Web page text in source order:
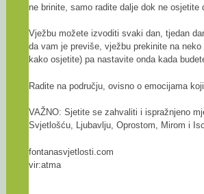
ne brinite, samo radite dalje dok ne osjetite
Vježbu možete izvoditi svaki dan, tjedan
da vam je previše, vježbu prekinite na neko
kako osjetite) pa nastavite onda kada
Radite na području, ovisno o emocijama
VAŽNO: Sjetite se zahvaliti i ispražnjeno
Svjetlošću, Ljubavlju, Oprostom, Mirom i
fontanasvjetlosti.com
vir:atma